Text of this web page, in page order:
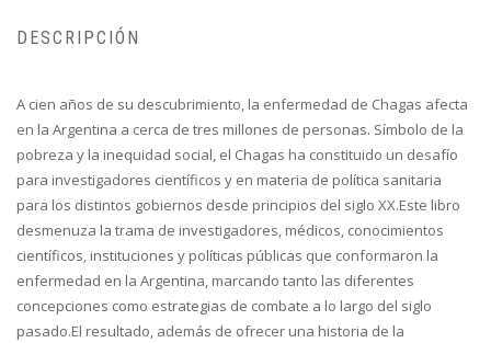
DESCRIPCIÓN
A cien años de su descubrimiento, la enfermedad de Chagas afecta
en la Argentina a cerca de tres millones de personas. Símbolo de la
pobreza y la inequidad social, el Chagas ha constituido un desafío
para investigadores científicos y en materia de política sanitaria
para los distintos gobiernos desde principios del siglo XX.Este libro
desmenuza la trama de investigadores, médicos, conocimientos
científicos, instituciones y políticas públicas que conformaron la
enfermedad en la Argentina, marcando tanto las diferentes
concepciones como estrategias de combate a lo largo del siglo
pasado.El resultado, además de ofrecer una historia de la